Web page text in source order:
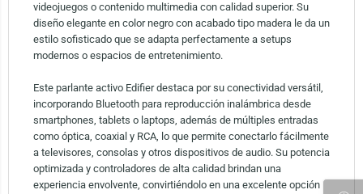
videojuegos o contenido multimedia con calidad superior. Su
diseño elegante en color negro con acabado tipo madera le da un
estilo sofisticado que se adapta perfectamente a setups
modernos o espacios de entretenimiento.
Este parlante activo Edifier destaca por su conectividad versátil,
incorporando Bluetooth para reproducción inalámbrica desde
smartphones, tablets o laptops, además de múltiples entradas
como óptica, coaxial y RCA, lo que permite conectarlo fácilmente
a televisores, consolas y otros dispositivos de audio. Su potencia
optimizada y controladores de alta calidad brindan una
experiencia envolvente, convirtiéndolo en una excelente opción